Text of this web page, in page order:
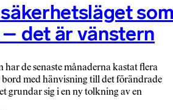
det är vänstern
har de senaste månaderna kastat flera
med hänvisning till det förändrade
grundar sig i en ny tolkning av en